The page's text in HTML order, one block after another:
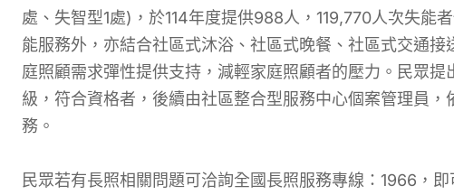
處、失智型1處)，於114年度提供988人，119,770人次失能
能服務外，亦結合社區式沐浴、社區式晚餐、社區式交通
庭照顧需求彈性提供支持，減輕家庭照顧者的壓力。民眾
級，符合資格者，後續由社區整合型服務中心個案管理員
務。
民眾若有長照相關問題可洽詢全國長照服務專線：1966，